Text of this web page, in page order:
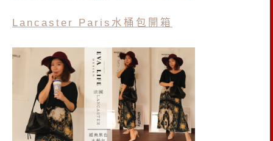
Lancaster Paris水桶包開箱